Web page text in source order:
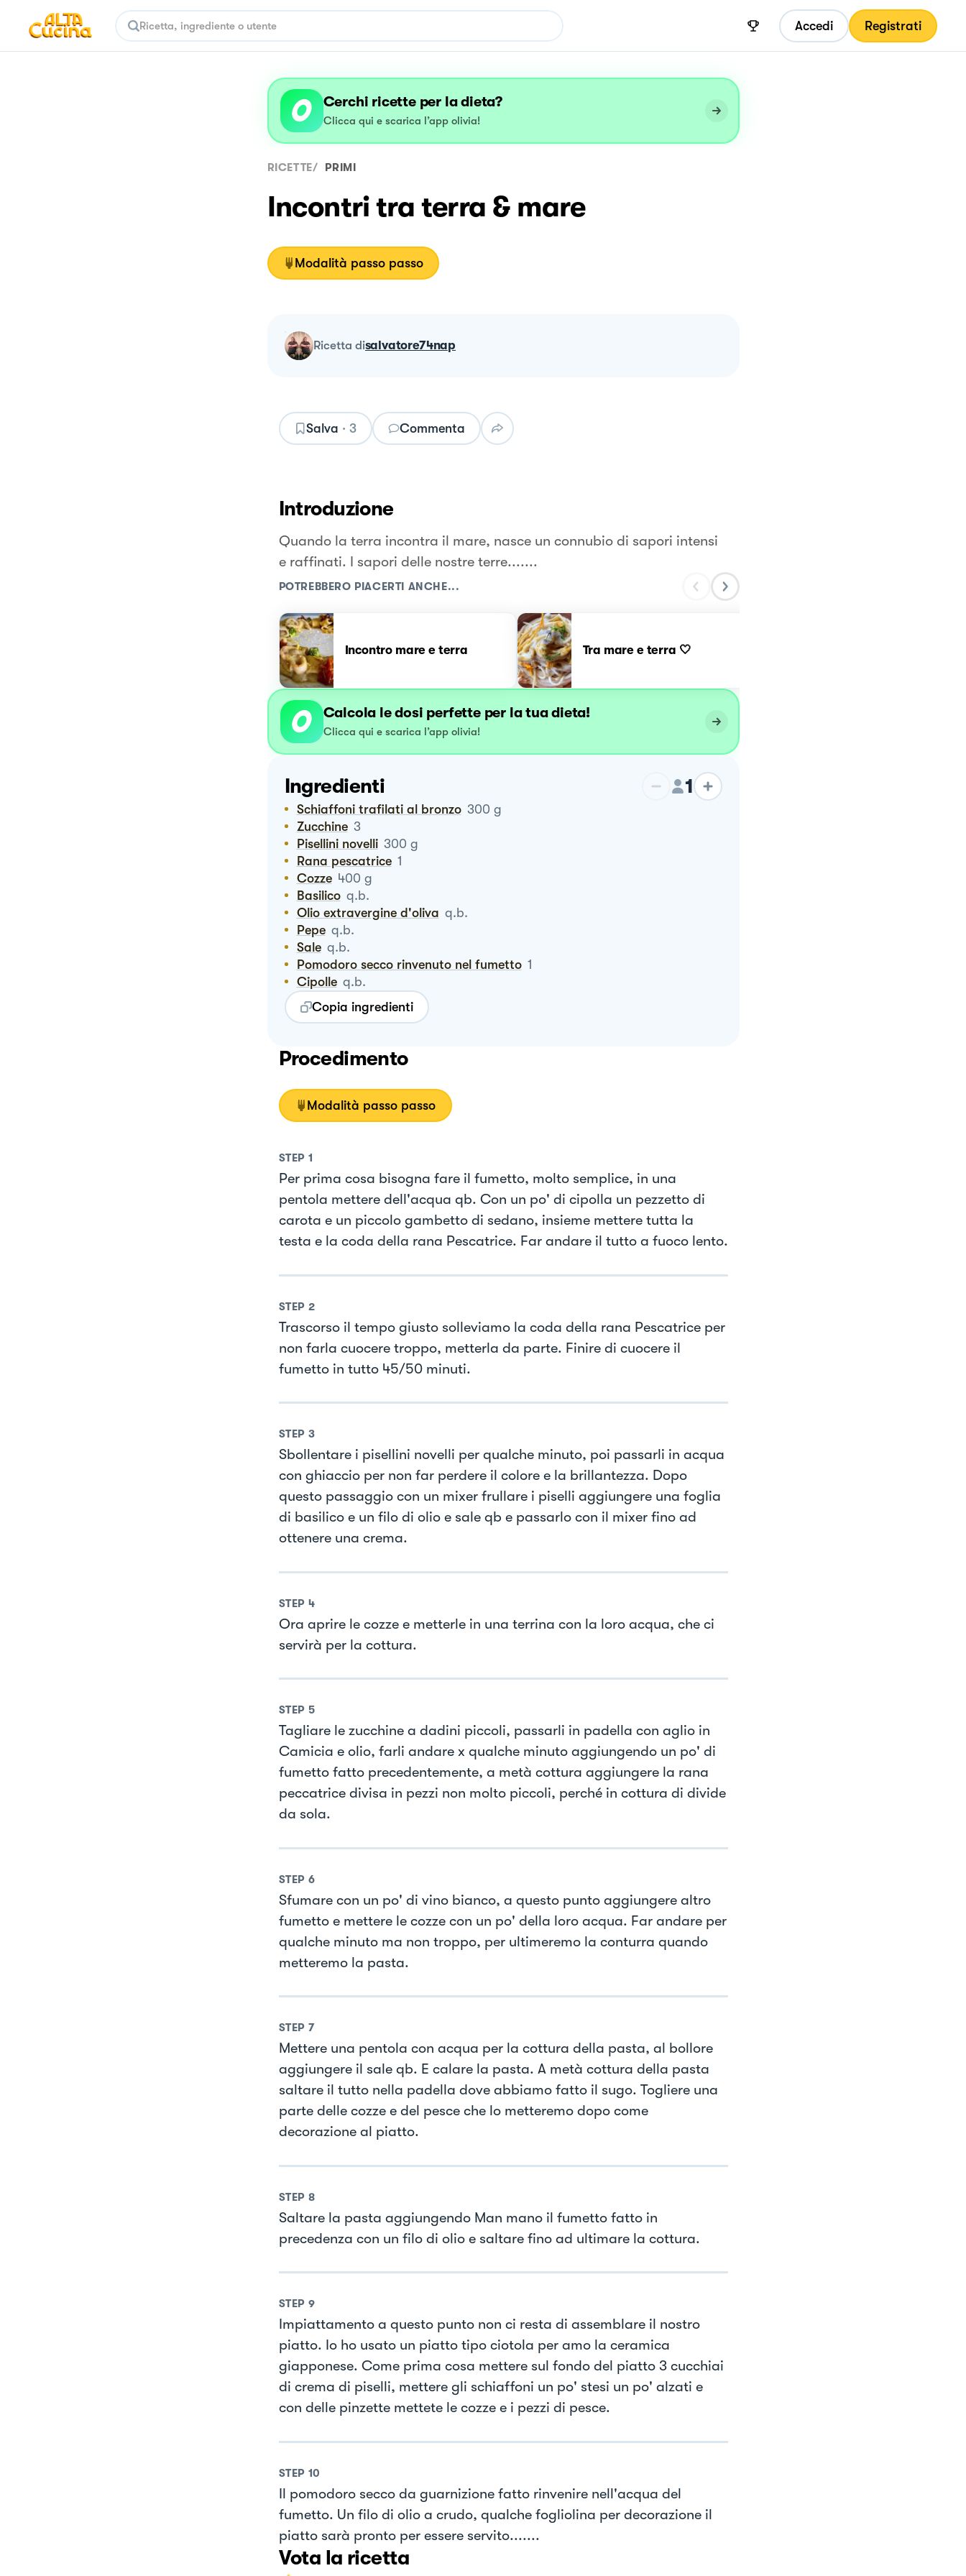
Accedi Registrati
Cerchi ricette per la dieta?
Clicca qui e scarica l’app olivia!
RICETTE/ PRIMI
Incontri tra terra & mare
Modalità passo passo
ricetta disalvatore74nap
Salva · 3 Commenta
Introduzione
Quando la terra incontra il mare, nasce un connubio di sapori intensi
e raffinati. I sapori delle nostre terre.......
POTREBBERO PIACERTI ANCHE...
Incontro mare e terra Tra mare e terra 🤍
Calcola le dosi perfette per la tua dieta!
Clicca qui e scarica l’app olivia!
Ingredienti 1
Schiaffoni trafilati al bronzo 300 g
Zucchine 3
Pisellini novelli 300 g
Rana pescatrice 1
Cozze 400 g
Basilico q.b.
Olio extravergine d'oliva q.b.
Pepe q.b.
Sale q.b.
Pomodoro secco rinvenuto nel fumetto 1
Cipolle q.b.
Copia ingredienti
Procedimento
Modalità passo passo
STEP 1
Per prima cosa bisogna fare il fumetto, molto semplice, in una
pentola mettere dell'acqua qb. Con un po' di cipolla un pezzetto di
carota e un piccolo gambetto di sedano, insieme mettere tutta la
testa e la coda della rana Pescatrice. Far andare il tutto a fuoco lento.
STEP 2
Trascorso il tempo giusto solleviamo la coda della rana Pescatrice per
non farla cuocere troppo, metterla da parte. Finire di cuocere il
fumetto in tutto 45/50 minuti.
STEP 3
Sbollentare i pisellini novelli per qualche minuto, poi passarli in acqua
con ghiaccio per non far perdere il colore e la brillantezza. Dopo
questo passaggio con un mixer frullare i piselli aggiungere una foglia
di basilico e un filo di olio e sale qb e passarlo con il mixer fino ad
ottenere una crema.
STEP 4
Ora aprire le cozze e metterle in una terrina con la loro acqua, che ci
servirà per la cottura.
STEP 5
Tagliare le zucchine a dadini piccoli, passarli in padella con aglio in
Camicia e olio, farli andare x qualche minuto aggiungendo un po' di
fumetto fatto precedentemente, a metà cottura aggiungere la rana
peccatrice divisa in pezzi non molto piccoli, perché in cottura di divide
da sola.
STEP 6
Sfumare con un po' di vino bianco, a questo punto aggiungere altro
fumetto e mettere le cozze con un po' della loro acqua. Far andare per
qualche minuto ma non troppo, per ultimeremo la conturra quando
metteremo la pasta.
STEP 7
Mettere una pentola con acqua per la cottura della pasta, al bollore
aggiungere il sale qb. E calare la pasta. A metà cottura della pasta
saltare il tutto nella padella dove abbiamo fatto il sugo. Togliere una
parte delle cozze e del pesce che lo metteremo dopo come
decorazione al piatto.
STEP 8
Saltare la pasta aggiungendo Man mano il fumetto fatto in
precedenza con un filo di olio e saltare fino ad ultimare la cottura.
STEP 9
Impiattamento a questo punto non ci resta di assemblare il nostro
piatto. Io ho usato un piatto tipo ciotola per amo la ceramica
giapponese. Come prima cosa mettere sul fondo del piatto 3 cucchiai
di crema di piselli, mettere gli schiaffoni un po' stesi un po' alzati e
con delle pinzette mettete le cozze e i pezzi di pesce.
STEP 10
Il pomodoro secco da guarnizione fatto rinvenire nell'acqua del
fumetto. Un filo di olio a crudo, qualche fogliolina per decorazione il
piatto sarà pronto per essere servito.......
Vota la ricetta